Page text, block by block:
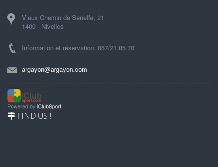
Vieux Chemin de Seneffe, 21
1400 - Nivelles
Information et réservation: 067/21 85 70
argayon@argayon.com
Powered by iClubSport
FIND US !